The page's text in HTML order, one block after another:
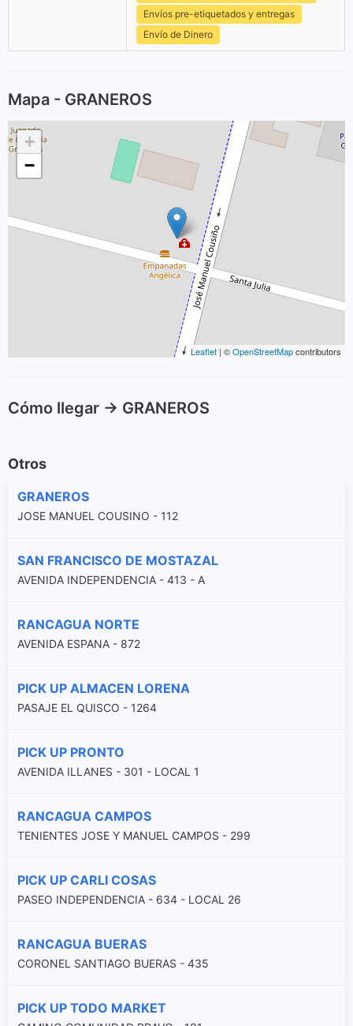
Envíos pre-etiquetados y entregas
Envío de Dinero
Mapa - GRANEROS
+
−
Leaflet | ©OpenStreetMapcontributors
Cómo llegar -> GRANEROS
Otros
GRANEROS
JOSE MANUEL COUSINO - 112
SAN FRANCISCO DE MOSTAZAL
AVENIDA INDEPENDENCIA - 413 - A
RANCAGUA NORTE
AVENIDA ESPANA - 872
PICK UP ALMACEN LORENA
PASAJE EL QUISCO - 1264
PICK UP PRONTO
AVENIDA ILLANES - 301 - LOCAL 1
RANCAGUA CAMPOS
TENIENTES JOSE Y MANUEL CAMPOS - 299
PICK UP CARLI COSAS
PASEO INDEPENDENCIA - 634 - LOCAL 26
RANCAGUA BUERAS
CORONEL SANTIAGO BUERAS - 435
PICK UP TODO MARKET